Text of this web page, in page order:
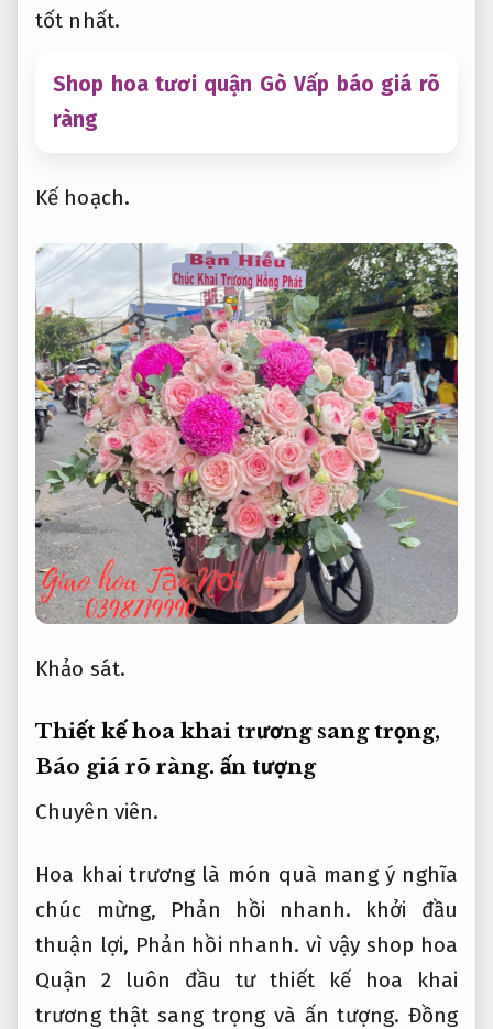
tốt nhất.
Shop hoa tươi quận Gò Vấp báo giá rõ
ràng
Kế hoạch.
Khảo sát.
Thiết kế hoa khai trương sang trọng,
Báo giá rõ ràng. ấn tượng
Chuyên viên.
Hoa khai trương là món quà mang ý nghĩa
chúc mừng, Phản hồi nhanh. khởi đầu
thuận lợi, Phản hồi nhanh. vì vậy shop hoa
Quận 2 luôn đầu tư thiết kế hoa khai
trương thật sang trọng và ấn tượng. Đồng